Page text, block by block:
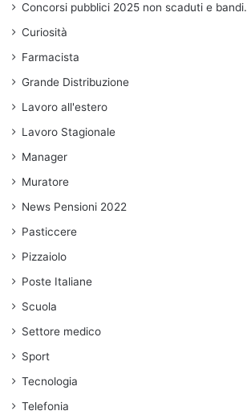
Concorsi pubblici 2025 non scaduti e bandi.
Curiosità
Farmacista
Grande Distribuzione
Lavoro all'estero
Lavoro Stagionale
Manager
Muratore
News Pensioni 2022
Pasticcere
Pizzaiolo
Poste Italiane
Scuola
Settore medico
Sport
Tecnologia
Telefonia